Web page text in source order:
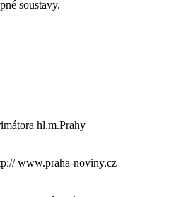
soustavy.
hl.m.Prahy
www.praha-noviny.cz